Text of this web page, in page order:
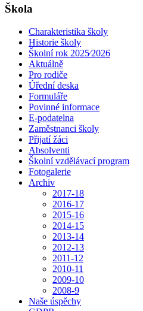
Škola
Charakteristika školy
Historie školy
Školní rok 2025⁄2026
Aktuálně
Pro rodiče
Úřední deska
Formuláře
Povinné informace
E-podatelna
Zaměstnanci školy
Přijatí žáci
Absolventi
Školní vzdělávací program
Fotogalerie
Archiv
2017-18
2016-17
2015-16
2014-15
2013-14
2012-13
2011-12
2010-11
2009-10
2008-9
Naše úspěchy